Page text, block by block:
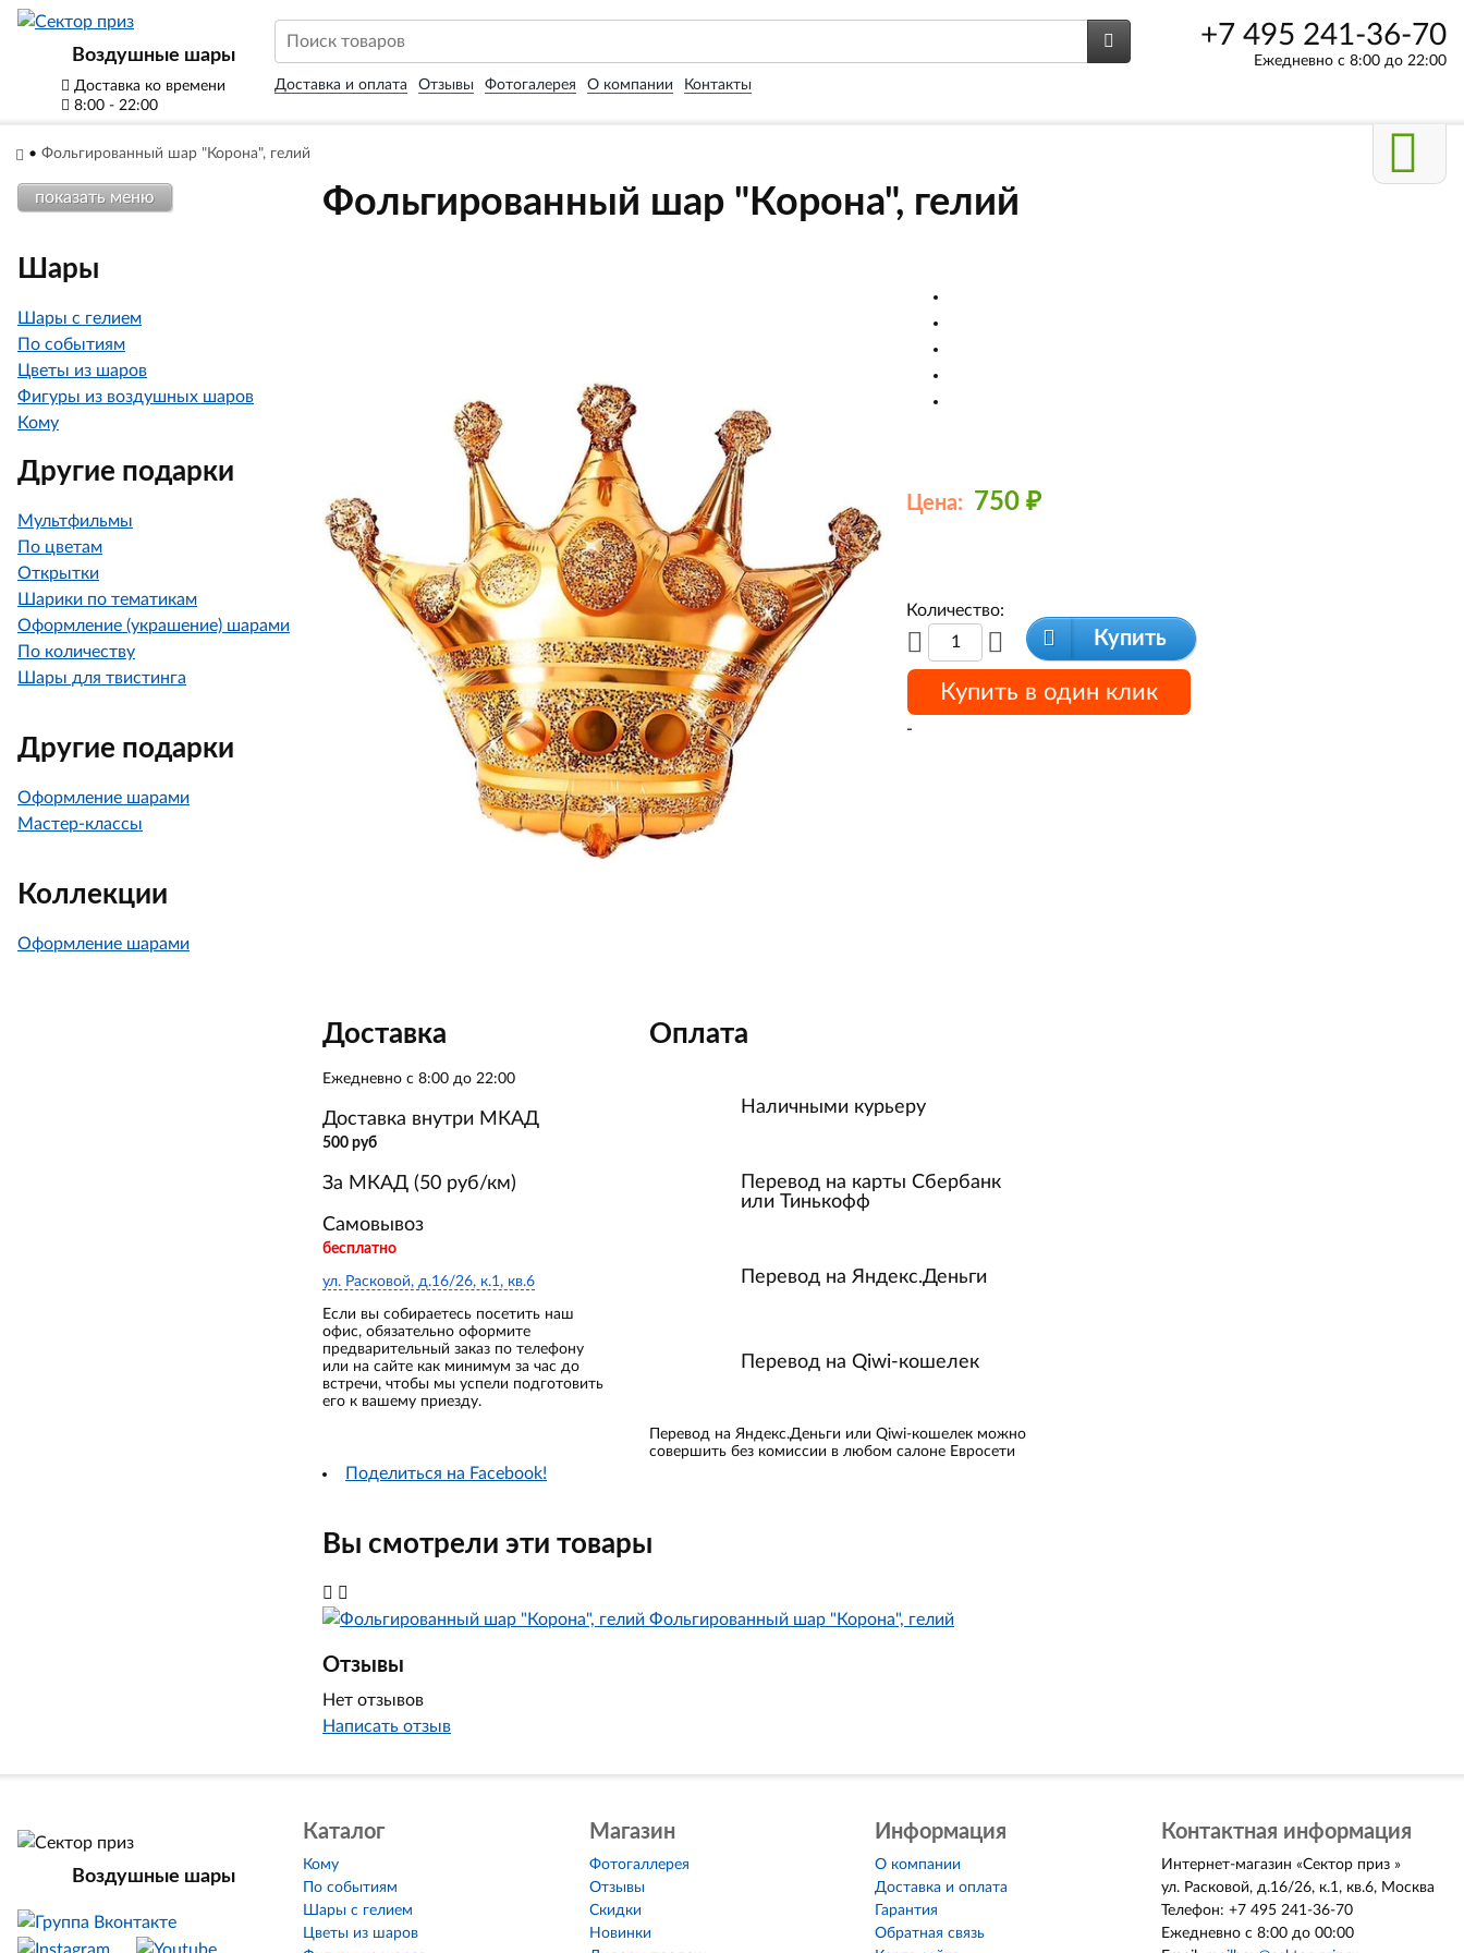
Воздушные шары
Доставка ко времени
8:00 - 22:00
Доставка и оплата Отзывы Фотогалерея О компании Контакты
+7 495 241-36-70
Ежедневно с 8:00 до 22:00
• Фольгированный шар "Корона", гелий
Фольгированный шар "Корона", гелий
Цена: 750 ₽
Количество:
Купить
Купить в один клик
-
Доставка
Ежедневно с 8:00 до 22:00
Доставка внутри МКАД
500 руб
За МКАД (50 руб/км)
Самовывоз
бесплатно
ул. Расковой, д.16/26, к.1, кв.6
Если вы собираетесь посетить наш
офис, обязательно оформите
предварительный заказ по телефону
или на сайте как минимум за час до
встречи, чтобы мы успели подготовить
его к вашему приезду.
Оплата
Наличными курьеру
Перевод на карты Сбербанк
или Тинькофф
Перевод на Яндекс.Деньги
Перевод на Qiwi-кошелек
Перевод на Яндекс.Деньги или Qiwi-кошелек можно
совершить без комиссии в любом салоне Евросети
Поделиться на Facebook!
Вы смотрели эти товары
Фольгированный шар "Корона", гелий
Отзывы
Нет отзывов
Написать отзыв
показать меню
Шары
Шары с гелием
По событиям
Цветы из шаров
Фигуры из воздушных шаров
Кому
Другие подарки
Мультфильмы
По цветам
Открытки
Шарики по тематикам
Оформление (украшение) шарами
По количеству
Шары для твистинга
Другие подарки
Оформление шарами
Мастер-классы
Коллекции
Оформление шарами
Воздушные шары
Каталог
Кому
По событиям
Шары с гелием
Цветы из шаров
Магазин
Фотогаллерея
Отзывы
Скидки
Новинки
Информация
О компании
Доставка и оплата
Гарантия
Обратная связь
Контактная информация
Интернет-магазин «Сектор приз »
ул. Расковой, д.16/26, к.1, кв.6, Москва
Телефон: +7 495 241-36-70
Ежедневно с 8:00 до 00:00